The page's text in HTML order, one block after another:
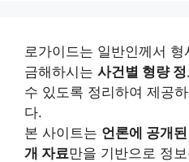
로가이드는 일반인께서
금해하시는 사건별 형량 정
수 있도록 정리하여 제공
다.
본 사이트는 언론에 공개
개 자료만을 기반으로 정